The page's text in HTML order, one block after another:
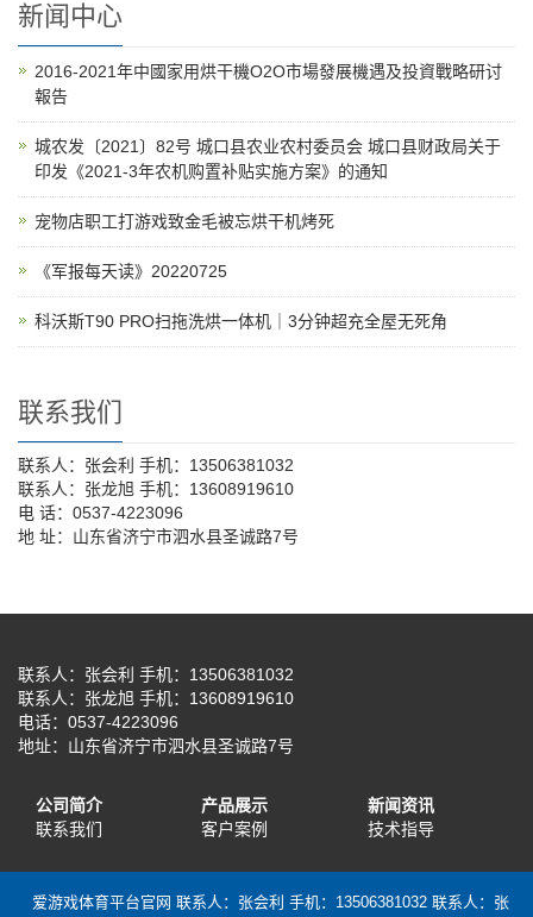
新闻中心
2016-2021年中國家用烘干機O2O市場發展機遇及投資戰略研讨
報告
城农发〔2021〕82号 城口县农业农村委员会 城口县财政局关于
印发《2021-3年农机购置补贴实施方案》的通知
宠物店职工打游戏致金毛被忘烘干机烤死
《军报每天读》20220725
科沃斯T90 PRO扫拖洗烘一体机｜3分钟超充全屋无死角
联系我们
联系人：张会利 手机：13506381032
联系人：张龙旭 手机：13608919610
电 话：0537-4223096
地 址：山东省济宁市泗水县圣诚路7号
联系人：张会利 手机：13506381032
联系人：张龙旭 手机：13608919610
电话：0537-4223096
地址：山东省济宁市泗水县圣诚路7号
公司简介
联系我们
产品展示
客户案例
新闻资讯
技术指导
爱游戏体育平台官网 联系人：张会利 手机：13506381032 联系人：张